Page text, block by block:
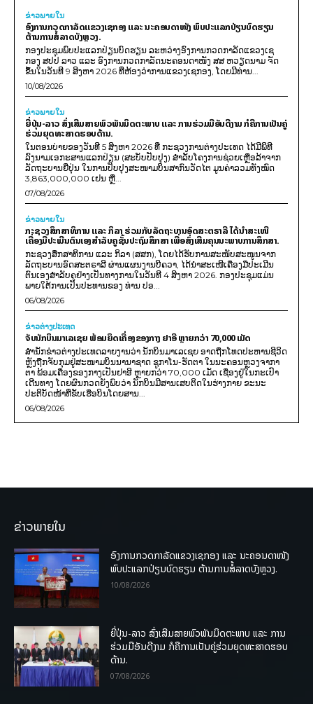
ຂ່າວພາຍ​ໃນ
ອົງການກວດກາລັດແຂວງເຊກອງ ແລະ ນະຄອນດາໜັງ ພົບປະແລກປ່ຽນບົດຮຽນ
ຕ້ານການສໍ້ລາດບັງຫຼວງ.
ກອງປະຊຸມພົບປະແລກປ່ຽນບົດຮຽນ ລະຫວ່າງອົງການກວດກາລັດແຂວງເຊ
ກອງ ສປປ ລາວ ແລະ ອົງການກວດກາລັດນະຄອນດາໜັງ ສສ ຫວຽດນາມ ຈັດ
ຂຶ້ນໃນວັນທີ 9 ສິງຫາ 2026 ທີ່ຫ້ອງວ່າການແຂວງເຊກອງ, ໂດຍມີທ່ານ...
10/08/2026
ຂ່າວພາຍ​ໃນ
ຍີ່ປຸ່ນ-ລາວ ສົ່ງເສີມສາຍພົວພັນມິດຕະພາບ ແລະ ການຮ່ວມມືອັນດີງາມ ກໍຄືການເປັນຄູ່
ຮ່ວມຍຸດທະສາດຮອບດ້ານ.
ໃນຕອນບ່າຍຂອງວັນທີ 5 ສິງຫາ 2026 ທີ່ ກະຊວງການຕ່າງປະເທດ ໄດ້ມີພິທີ
ລົງນາມເອກະສານແລກປ່ຽນ (ສະບັບປັບປຸງ) ສໍາລັບໂຄງການຊ່ວຍເຫຼືອລ້າຈາກ
ລັດຖະບານຍີ່ປຸ່ນ ໃນການປັບປຸງສະໜາມບິນສາກົນວັດໄຕ ມູນຄ່າລວມທັງໝົດ
3,863,000,000 ເຢນ ຫຼື...
07/08/2026
ຂ່າວພາຍ​ໃນ
ກະຊວງສຶກສາທິການ ແລະ ກິລາ ຮ່ວມກັບລັດຖະບານອົດສະຕຣາລີ ໄດ້ນຳສະເໜີ
ເຄື່ອງມືປະເມີນຕົນເອງສຳລັບຄູຊັ້ນປະຖົມສຶກສາ ເພື່ອສົ່ງເສີມຄຸນນະພາບການສຶກສາ.
ກະຊວງສຶກສາທິການ ແລະ ກິລາ (ສສກ), ໂດຍໄດ້ຮັບການສະໜັບສະໜູນຈາກ
ລັດຖະບານອົດສະຕຣາລີ ຜ່ານແຜນງານບີຄວາ, ໄດ້ນຳສະເໜີເຄື່ອງມືປະເມີນ
ຕົນເອງສຳລັບຄູຢ່າງເປັນທາງການໃນວັນທີ 4 ສິງຫາ 2026. ກອງປະຊຸມແມ່ນ
ພາຍໃຕ້ການເປັນປະທານຂອງ ທ່ານ ປອ...
06/08/2026
ຂ່າວຕ່າງປະເທດ
ຈັບນັກບິນມາເລເຊຍ ພ້ອມຍຶດເຄື່ອງຂອງກາງ ຢາອີ ຫຼາຍກວ່າ 70,000 ເມັດ
ສຳນັກຂ່າວຕ່າງປະເທດລາຍງານວ່າ ນັກບິນມາເລເຊຍ ອາດຖືກໂທດປະຫານຊີວິດ
ຫຼັງຖືກຈັບກຸມຢູ່ສະໜາມບິນນານາຊາດ ຊູກາໂນ-ຮັດຕາ ໃນນະຄອນຫຼວງຈາກາ
ຕາ ພ້ອມເຄື່ອງຂອງກາງເປັນຢາອີ ຫຼາຍກວ່າ 70,000 ເມັດ ເຊື່ອງຢູ່ໃນກະເປົາ
ເດີນທາງ ໂດຍຜົນກວດຍັງພົບວ່າ ນັກບິນມີສານເສບຕິດໃນຮ່າງກາຍ ຂະນະ
ປະຕິບັດໜ້າທີ່ຂັບເຮືອບິນໂດຍສານ...
06/08/2026
ຂ່າວພາຍໃນ
ອົງການກວດກາລັດແຂວງເຊກອງ ແລະ ນະຄອນດາໜັງ
ພົບປະແລກປ່ຽນບົດຮຽນ ຕ້ານການສໍ້ລາດບັງຫຼວງ.
10/08/2026
ຍີ່ປຸ່ນ-ລາວ ສົ່ງເສີມສາຍພົວພັນມິດຕະພາບ ແລະ ການ
ຮ່ວມມືອັນດີງາມ ກໍຄືການເປັນຄູ່ຮ່ວມຍຸດທະສາດຮອບ
ດ້ານ.
07/08/2026